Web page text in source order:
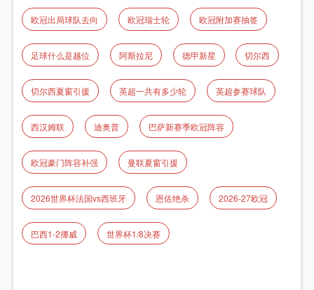
欧冠出局球队去向 欧冠瑞士轮 欧冠附加赛抽签
足球什么是越位 阿斯拉尼 德甲新星 切尔西
切尔西夏窗引援 英超一共有多少轮 英超参赛球队
西汉姆联 迪奥普 巴萨新赛季欧冠阵容
欧冠豪门阵容补强 曼联夏窗引援
2026世界杯法国vs西班牙 恩佐绝杀 2026-27欧冠
巴西1-2挪威 世界杯1/8决赛